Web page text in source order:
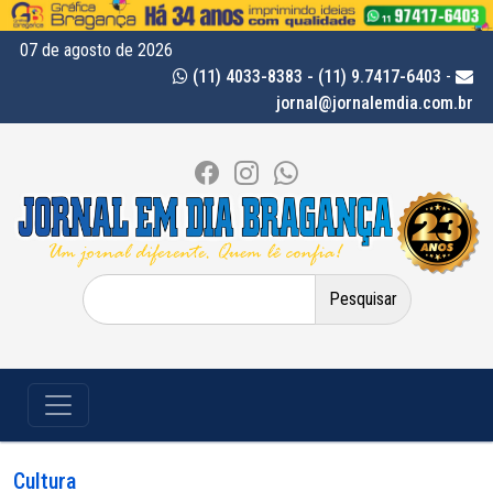
07 de agosto de 2026
(11) 4033-8383 - (11) 9.7417-6403 -
jornal@jornalemdia.com.br
Pesquisar
por:
Cultura